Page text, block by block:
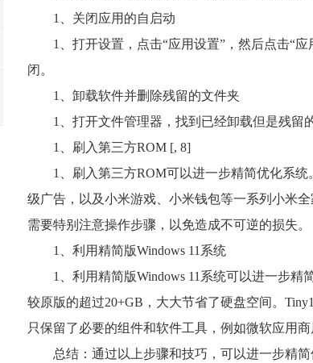
1、关闭应用的自启动
1、打开设置，点击“应用设置”，然后点击“
闭。
1、卸载软件并删除残留的文件夹
1、打开文件管理器，找到已经卸载但是残留
1、刷入第三方ROM [, 8]
1、刷入第三方ROM可以进一步精简优化系
级广告，以及小米游戏、小米钱包等一系列小米
需要特别注意操作步骤，以免造成不可逆的损失。
1、利用精简版Windows 11系统
1、利用精简版Windows 11系统可以进一步
较原版的超过20+GB，大大节省了硬盘空间。
只保留了必要的组件和软件工具，例如微软应用
总结：通过以上步骤和技巧，可以进一步精